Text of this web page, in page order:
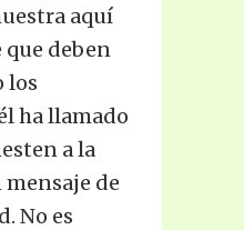
aquí
que deben
los
ha llamado
a la
de
No es